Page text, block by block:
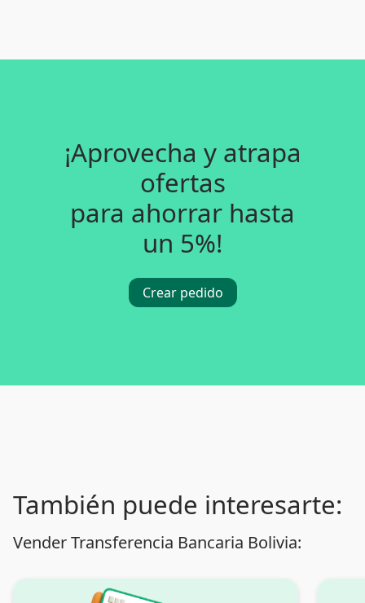
¡Aprovecha y atrapa
ofertas
para ahorrar hasta
un 5%!
Crear pedido
También puede interesarte:
Vender Transferencia Bancaria Bolivia: